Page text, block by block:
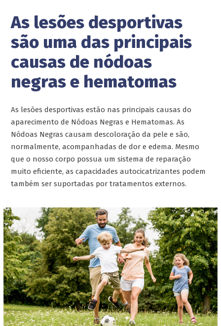
As lesões desportivas
são uma das principais
causas de nódoas
negras e hematomas
As lesões desportivas estão nas principais causas do
aparecimento de Nódoas Negras e Hematomas. As
Nódoas Negras causam descoloração da pele e são,
normalmente, acompanhadas de dor e edema. Mesmo
que o nosso corpo possua um sistema de reparação
muito eficiente, as capacidades autocicatrizantes podem
também ser suportadas por tratamentos externos.